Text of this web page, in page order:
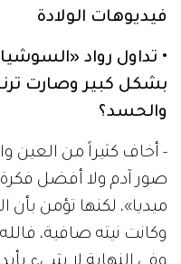
فيديوهات الولادة
• تداول رواد
بشكل كبير وصارت
والحسد؟
- أخاف كثيراً من العين
صور آدم ولا أفضل
ميديا»، لكنها تؤمن
وكانت نيته صافية،